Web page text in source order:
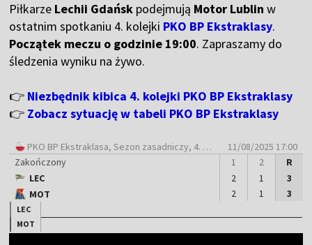
Piłkarze Lechii Gdańsk podejmują Motor Lublin w
ostatnim spotkaniu 4. kolejki PKO BP Ekstraklasy.
Początek meczu o godzinie 19:00. Zapraszamy do
śledzenia wyniku na żywo.
👉 Niezbędnik kibica 4. kolejki PKO BP Ekstraklasy
👉 Zobacz sytuację w tabeli PKO BP Ekstraklasy
PKO BP Ekstraklasa , Sezon zasadniczy, 4. Kolejka
11/08/2025 17:00
Zakończony
LEC
MOT
1
2
2
2
1
1
R
3
3
LEC
MOT